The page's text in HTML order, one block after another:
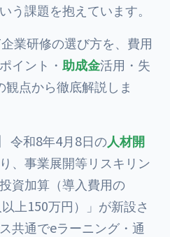
う課題を抱えています。
業研修の選び方を、費用
イント・ 助成金活用・失
点から徹底解説しま
令和8年4月8日の人材開
、事業展開等リスキリン
資加算（導入費用の
上150万円）」が新設さ
共通でeラーニング・通